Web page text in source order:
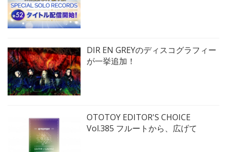
DIR EN GREYのディスコグラフィー
が一挙追加！
OTOTOY EDITOR'S CHOICE
Vol.385 フルートから、広げて